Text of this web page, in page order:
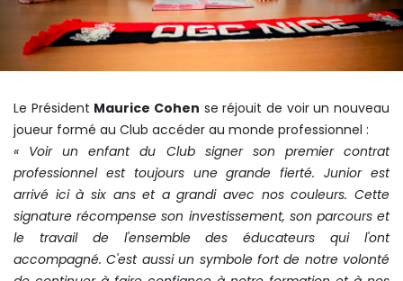
Le Président Maurice Cohen se réjouit de voir un nouveau
joueur formé au Club accéder au monde professionnel :
« Voir un enfant du Club signer son premier contrat
professionnel est toujours une grande fierté. Junior est
arrivé ici à six ans et a grandi avec nos couleurs. Cette
signature récompense son investissement, son parcours et
le travail de l'ensemble des éducateurs qui l'ont
accompagné. C'est aussi un symbole fort de notre volonté